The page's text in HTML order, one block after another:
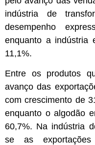
indústria de
desempenho
enquanto a indústria
11,1%.
Entre os produtos
avanço das
com crescimento de
enquanto o algodão
60,7%. Na indústria
se as